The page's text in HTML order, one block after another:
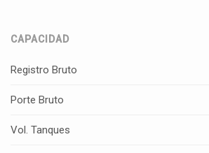
CAPACIDAD
Registro Bruto
Porte Bruto
Vol. Tanques